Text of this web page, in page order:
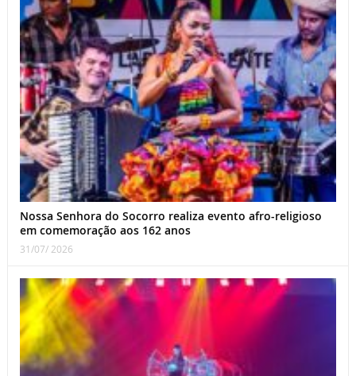
Nossa Senhora do Socorro realiza evento afro-religioso
em comemoração aos 162 anos
31/07/ 2026